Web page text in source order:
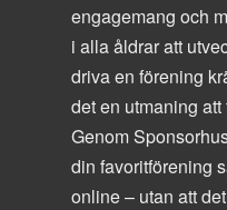
engagemang och
i alla åldrar att
driva en förening
det en utmaning
Genom
din favoritförening
online – utan att